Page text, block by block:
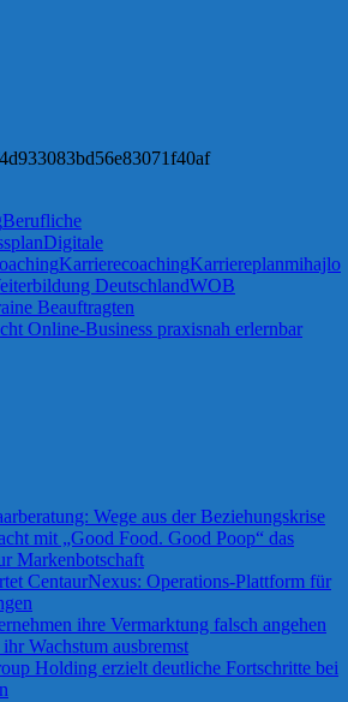
Berufliche
Digitale
KarrierecoachingKarriereplanmihajlo
DeutschlandWOB
Beauftragten
Online-Business praxisnah erlernbar
Wege aus der Beziehungskrise
mit „Good Food. Good Poop“ das
Markenbotschaft
CentaurNexus: Operations-Plattform für
ihre Vermarktung falsch angehen
Wachstum ausbremst
Holding erzielt deutliche Fortschritte bei